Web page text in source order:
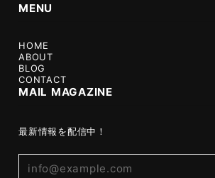
MENU
HOME
ABOUT
BLOG
CONTACT
MAIL MAGAZINE
最新情報を配信中！